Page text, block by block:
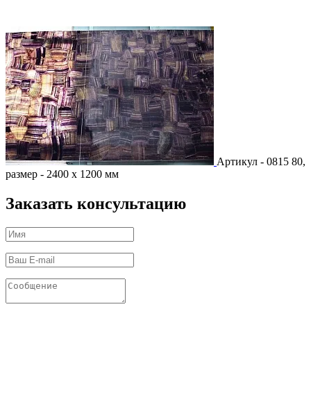
Артикул - 0815 80,
размер - 2400 х 1200 мм
Заказать консультацию